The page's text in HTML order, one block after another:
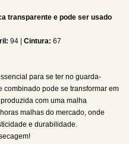
transparente e pode ser usado
94 | Cintura: 67
para se ter no guarda-
combinado pode se transformar em
com uma malha
malhas do mercado, onde
e durabilidade.